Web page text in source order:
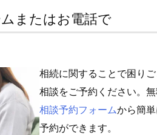
またはお電話で
相続に関することで困り
相談をご予約ください。
相談予約フォームから簡
予約ができます。